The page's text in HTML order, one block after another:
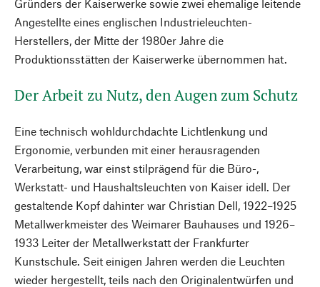
Gründers der Kaiserwerke sowie zwei ehemalige leitende
Angestellte eines englischen Industrieleuchten-
Herstellers, der Mitte der 1980er Jahre die
Produktionsstätten der Kaiserwerke übernommen hat.
Der Arbeit zu Nutz, den Augen zum Schutz
Eine technisch wohldurchdachte Lichtlenkung und
Ergonomie, verbunden mit einer herausragenden
Verarbeitung, war einst stilprägend für die Büro-,
Werkstatt- und Haushaltsleuchten von Kaiser idell. Der
gestaltende Kopf dahinter war Christian Dell, 1922–1925
Metallwerkmeister des Weimarer Bauhauses und 1926–
1933 Leiter der Metallwerkstatt der Frankfurter
Kunstschule. Seit einigen Jahren werden die Leuchten
wieder hergestellt, teils nach den Originalentwürfen und